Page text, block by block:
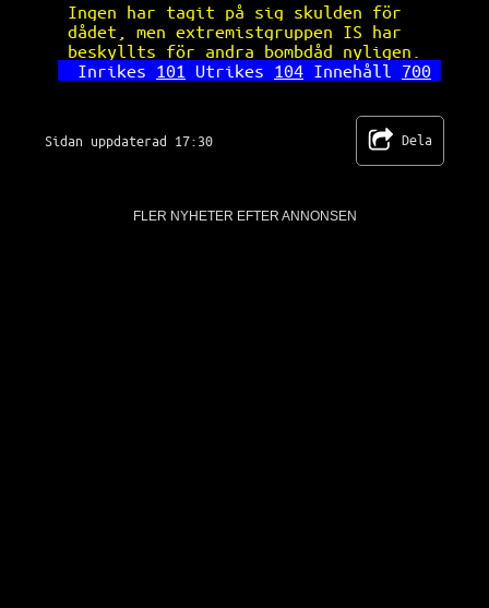
Ingen har tagit på sig skulden för
dådet, men extremistgruppen IS har
beskyllts för andra bombdåd nyligen.
Inrikes 101 Utrikes 104 Innehåll 700
Sidan uppdaterad 17:30 Dela
FLER NYHETER EFTER ANNONSEN